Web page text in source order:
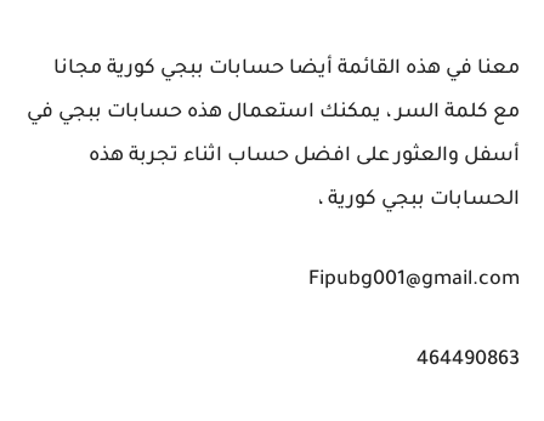
معنا في هذه القائمة أيضا حسابات ببجي كورية مجانا
مع كلمة السر ، يمكنك استعمال هذه حسابات ببجي في
أسفل والعثور على افضل حساب اثناء تجربة هذه
الحسابات ببجي كورية ،
Fipubg001@gmail.com
464490863